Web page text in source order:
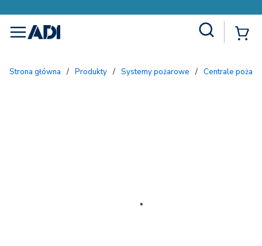
menu
Strona główna / Produkty / Systemy pożarowe / Centrale